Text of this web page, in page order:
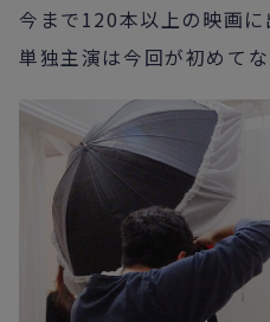
今まで120本以上の映画に
単独主演は今回が初めて